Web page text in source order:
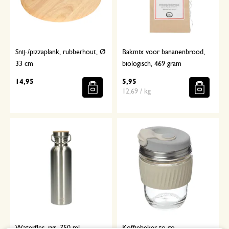
Snij-/pizzaplank, rubberhout, Ø
33 cm
14,95
Bakmix voor bananenbrood,
biologisch, 469 gram
5,95
12,69 / kg